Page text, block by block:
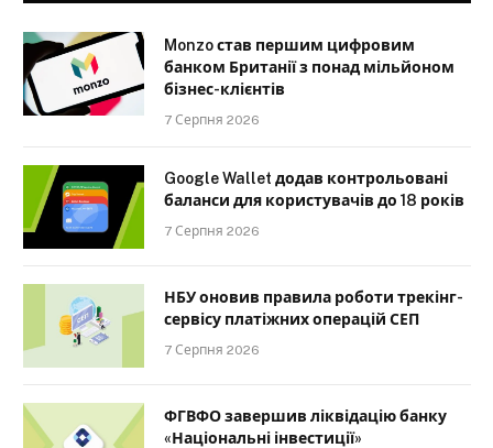
Monzo став першим цифровим
банком Британії з понад мільйоном
бізнес-клієнтів
7 Серпня 2026
Google Wallet додав контрольовані
баланси для користувачів до 18 років
7 Серпня 2026
НБУ оновив правила роботи трекінг-
сервісу платіжних операцій СЕП
7 Серпня 2026
ФГВФО завершив ліквідацію банку
«Національні інвестиції»